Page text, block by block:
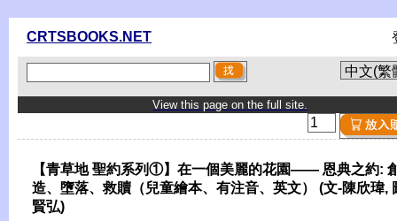
CRTSBOOKS.NET
View this page on the full site.
【青草地 聖約系列①】在一個美麗的花園—— 恩典之約:
造、墮落、救贖（兒童繪本、有注音、英文） (文-陳欣瑋,
賢弘)